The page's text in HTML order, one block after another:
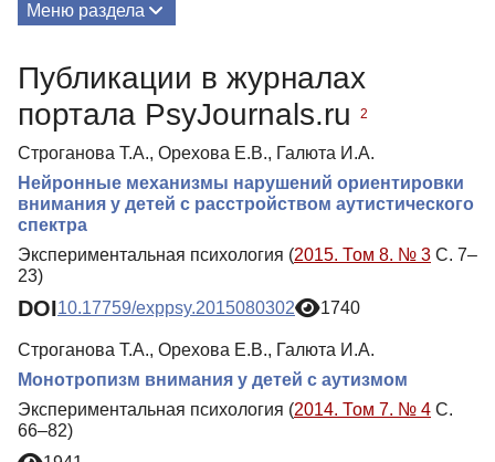
Меню раздела
Публикации в журналах
портала PsyJournals.ru
2
Строганова Т.А., Орехова Е.В., Галюта И.А.
Нейронные механизмы нарушений ориентировки
внимания у детей с расстройством аутистического
спектра
Экспериментальная психология (2015. Том 8. № 3 С. 7–
23)
DOI10.17759/exppsy.2015080302 1740
Строганова Т.А., Орехова Е.В., Галюта И.А.
Монотропизм внимания у детей с аутизмом
Экспериментальная психология (2014. Том 7. № 4 С.
66–82)